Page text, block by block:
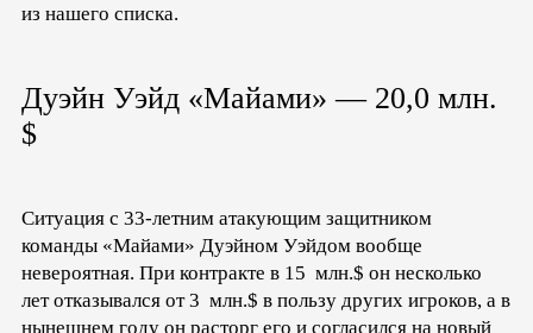
из нашего списка.
Дуэйн Уэйд «Майами» — 20,0 млн.
$
Ситуация с 33-летним атакующим защитником
команды «Майами» Дуэйном Уэйдом вообще
невероятная. При контракте в 15 млн.$ он несколько
лет отказывался от 3 млн.$ в пользу других игроков, а в
нынешнем году он расторг его и согласился на новый